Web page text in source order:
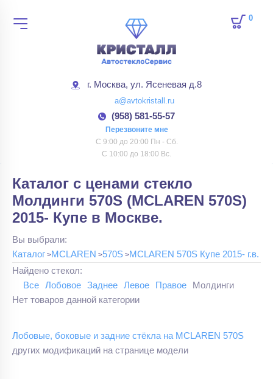
г. Москва, ул. Ясеневая д.8
a@avtokristall.ru
(958) 581-55-57
Перезвоните мне
С 9:00 до 20:00 Пн - Сб.
С 10:00 до 18:00 Вс.
0
Каталог с ценами стекло
Молдинги 570S (MCLAREN 570S)
2015- Купе в Москве.
Вы выбрали:
Каталог
MCLAREN 570S
MCLAREN 570S Купе 2015- г.в.
Найдено стекол:
Все
Лобовое Заднее Левое Правое
Молдинги
Нет товаров данной категории
Лобовые, боковые и задние стёкла на MCLAREN 570S
других модификаций на странице модели